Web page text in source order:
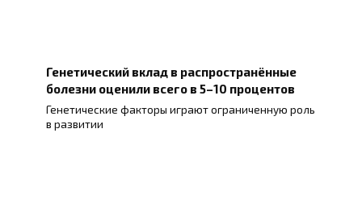
Генетический вклад в распространённые
болезни оценили всего в 5–10 процентов
Генетические факторы играют ограниченную роль
в развитии